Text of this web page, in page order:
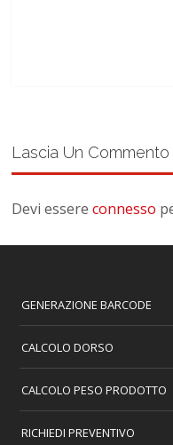
Lascia Un Commento
Devi essereconnesso
GENERAZIONE BARCODE
CALCOLO DORSO
CALCOLO PESO PRODOTTO
RICHIEDI PREVENTIVO